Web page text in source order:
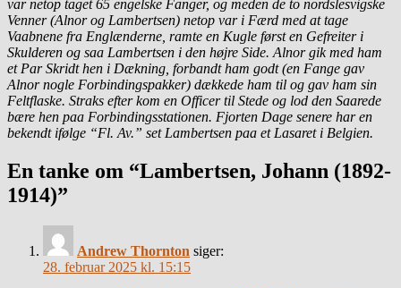
var netop taget 65 engelske Fanger, og meden de to nordslesvigske
Venner (Alnor og Lambertsen) netop var i Færd med at tage
Vaabnene fra Englænderne, ramte en Kugle først en Gefreiter i
Skulderen og saa Lambertsen i den højre Side. Alnor gik med ham
et Par Skridt hen i Dækning, forbandt ham godt (en Fange gav
Alnor nogle Forbindingspakker) dækkede ham til og gav ham sin
Feltflaske. Straks efter kom en Officer til Stede og lod den Saarede
bære hen paa Forbindingsstationen. Fjorten Dage senere har en
bekendt ifølge “Fl. Av.” set Lambertsen paa et Lasaret i Belgien.
En tanke om “Lambertsen, Johann (1892-
1914)”
Andrew Thornton siger:
28. februar 2025 kl. 15:15